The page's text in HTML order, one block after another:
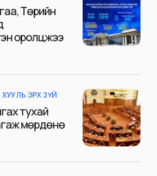
Төрийн
оролцжээ
ХУУЛЬ ЭРХ ЗҮЙ
тухай
мөрдөнө